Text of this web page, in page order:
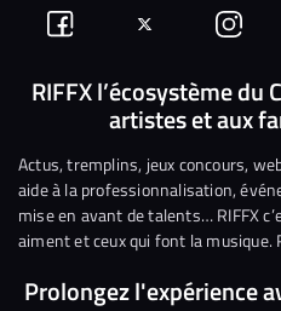
Suivez-
nous
Facebook
Suivez-
nous
sur
Twitter
Nous
sur
RIFFX l’écosystème
artistes et aux
Actus, tremplins, jeux concours,
aide à la professionnalisation,
mise en avant de talents… RIFFX
aiment et ceux qui font la musique.
Prolongez l'expérience